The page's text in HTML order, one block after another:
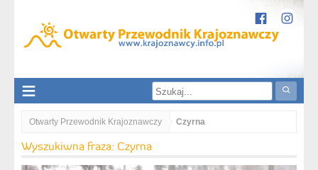
Otwarty Przewodnik Krajoznawczy Czyrna
Wyszukiwna fraza: Czyrna